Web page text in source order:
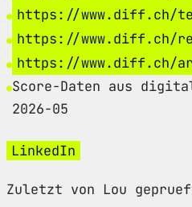
https://www.diff.ch/
https://www.diff.ch/
https://www.diff.ch/
Score-Daten aus
2026-05
LinkedIn
Zuletzt von Lou